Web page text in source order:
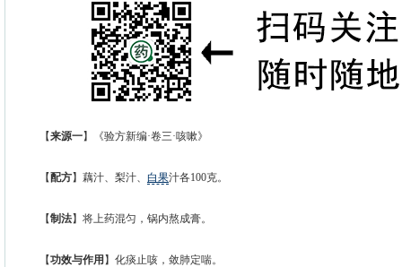
【来源一】《验方新编·卷三·咳嗽》
【 配方】藕汁、梨汁、 白果汁各100克。
【制法】将上药混匀，锅内熬成膏。
【功效与作用 】化痰止咳，敛肺定喘。